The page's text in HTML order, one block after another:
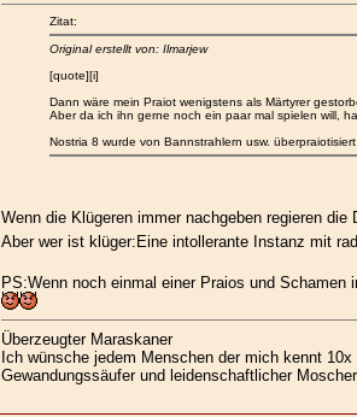
Zitat:
Original erstellt von: Ilmarjew
[quote][i]
Dann wäre mein Praiot wenigstens als Märtyrer
Aber da ich ihn gerne noch ein paar mal spielen will,
Nostria 8 wurde von Bannstrahlern usw.
Wenn die Klügeren immer nachgeben regieren die
Aber wer ist klüger:Eine intollerante Instanz mit
PS:Wenn noch einmal einer Praios und
Überzeugter Maraskaner
Ich wünsche jedem Menschen der mich kennt
Gewandungssäufer und leidenschaftlicher Moscher